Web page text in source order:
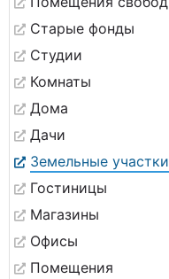
Старые фонды
Студии
Комнаты
Дома
Дачи
Земельные участки
Гостиницы
Магазины
Офисы
Помещения